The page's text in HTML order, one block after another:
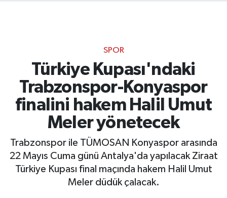
SPOR
Türkiye Kupası'ndaki
Trabzonspor-Konyaspor
finalini hakem Halil Umut
Meler yönetecek
Trabzonspor ile TÜMOSAN Konyaspor arasında
22 Mayıs Cuma günü Antalya'da yapılacak Ziraat
Türkiye Kupası final maçında hakem Halil Umut
Meler düdük çalacak.